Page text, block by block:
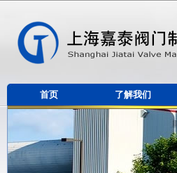
首页 了解我们